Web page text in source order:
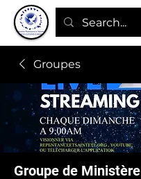
Groupes
Groupe de Ministère